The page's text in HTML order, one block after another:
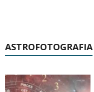
ASTROFOTOGRAFIA